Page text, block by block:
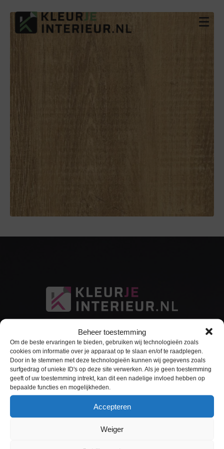
Beheer toestemming
Om de beste ervaringen te bieden, gebruiken wij technologieën zoals
cookies om informatie over je apparaat op te slaan en/of te raadplegen.
Door in te stemmen met deze technologieën kunnen wij gegevens zoals
surfgedrag of unieke ID's op deze site verwerken. Als je geen toestemming
geeft of uw toestemming intrekt, kan dit een nadelige invloed hebben op
bepaalde functies en mogelijkheden.
Accepteren
Weiger
Sitemap
Home
Interieurfolie